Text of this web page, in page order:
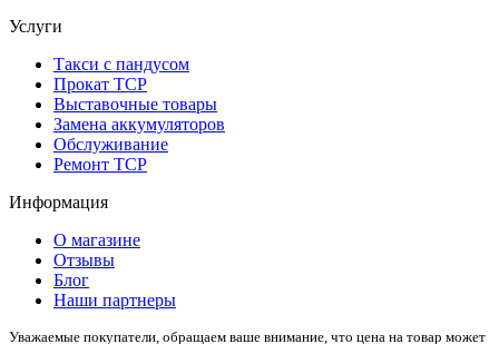
Услуги
Такси с пандусом
Прокат ТСР
Выставочные товары
Замена аккумуляторов
Обслуживание
Ремонт ТСР
Информация
О магазине
Отзывы
Блог
Наши партнеры
Уважаемые покупатели, обращаем ваше внимание, что цена на товар может